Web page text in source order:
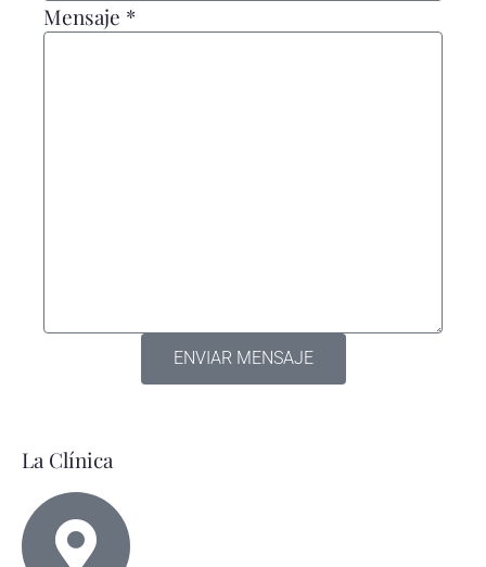
Mensaje *
ENVIAR MENSAJE
La Clínica